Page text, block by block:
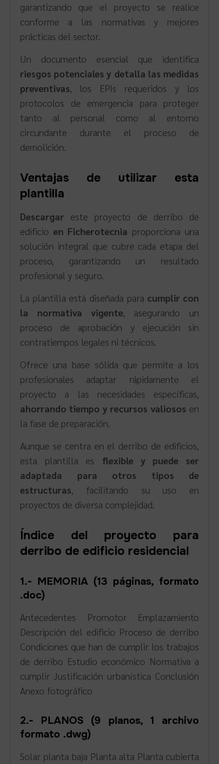
garantizando que el proyecto se realice
conforme a las normativas y mejores
prácticas del sector.
Un documento esencial que identifica
riesgos potenciales y detalla las medidas
preventivas , los EPIs requeridos y los
protocolos de emergencia para proteger
tanto al personal como al entorno
circundante durante el proceso de
demolición.
Ventajas de utilizar esta
plantilla
Descargar este proyecto de derribo de
edificio en Ficherotecnia proporciona una
solución integral que cubre cada etapa del
proceso, garantizando un resultado
profesional y seguro.
La plantilla está diseñada para cumplir con
la normativa vigente , asegurando un
proceso de aprobación y ejecución sin
contratiempos legales ni técnicos.
Ofrece una base sólida que permite a los
profesionales adaptar rápidamente el
proyecto a las necesidades específicas,
ahorrando tiempo y recursos valiosos en
la fase de preparación.
Aunque se centra en el derribo de edificios,
esta plantilla es flexible y puede ser
adaptada para otros tipos de
estructuras , facilitando su uso en
proyectos de diversa complejidad.
Índice del proyecto para
derribo de edificio residencial
1.- MEMORIA (13 páginas, formato
.doc)
Antecedentes Promotor Emplazamiento
Descripción del edificio Proceso de derribo
Condiciones que han de cumplir los trabajos
de derribo Estudio económico Normativa a
cumplir Justificación urbanística Conclusión
Anexo fotográfico
2.- PLANOS (9 planos, 1 archivo
formato .dwg)
Solar planta baja Planta alta Planta cubierta